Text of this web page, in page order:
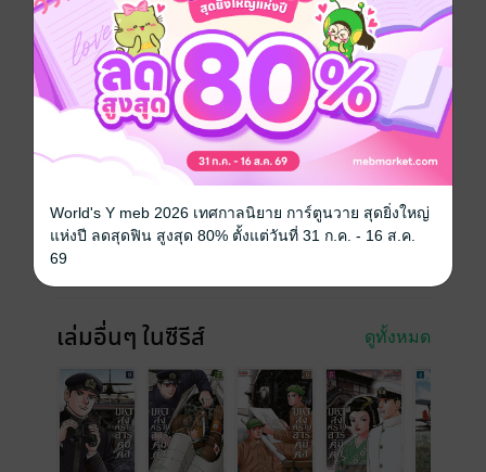
ย้อนยุค/พีเรียด
ซีรีส์
มหาสงครามอาร์คิมิดีส THE GREAT WAR OF
ARCHIMEDES
ประเภทไฟล์
ความยาว 212 หน้า
เล่มอื่นๆ ในซีรีส์ ดูทั้งหมด
World's Y meb 2026 เทศกาลนิยาย การ์ตูนวาย สุดยิ่งใหญ่
แห่งปี ลดสุดฟิน สูงสุด 80% ตั้งแต่วันที่ 31 ก.ค. - 16 ส.ค.
69